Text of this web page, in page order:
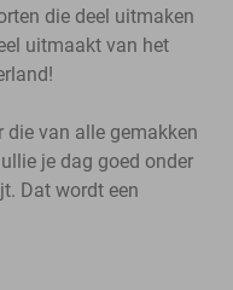
die deel uitmaken
uitmaakt van het
die van alle gemakken
je dag goed onder
Dat wordt een